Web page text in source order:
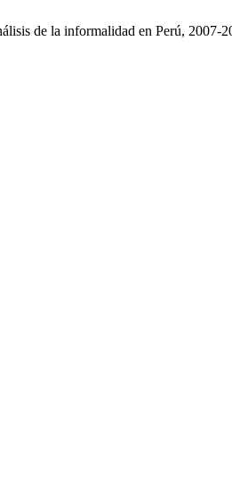
de la informalidad en Perú, 2007-